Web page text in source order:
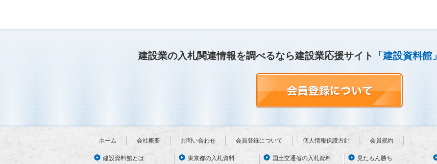
建設業の入札関連情報を調べるなら建設業応援サイト 「建設資料館」
ホーム 会社概要 お問い合わせ 会員登録について 個人情報保護方針 会員規約
建設資料館とは 東京都の入札資料 国土交通省の入札資料 見たもん勝ち